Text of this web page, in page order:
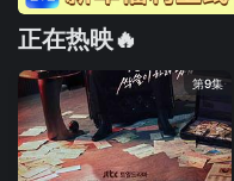
正在热映🔥
第9集